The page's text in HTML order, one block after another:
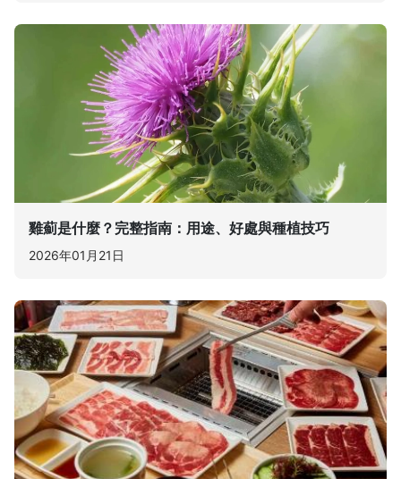
雞薊是什麼？完整指南：用途、好處與種植技巧
2026年01月21日